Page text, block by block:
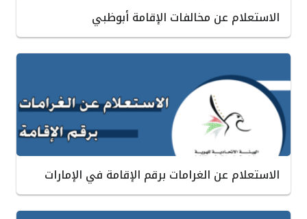
الاستعلام عن مخالفات الإقامة أبوظبي
الاستعلام عن الغرامات برقم الإقامة في الإمارات